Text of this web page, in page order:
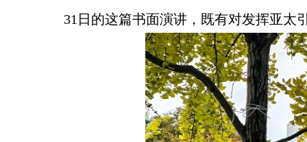
31日的这篇书面演讲，既有对发挥亚太